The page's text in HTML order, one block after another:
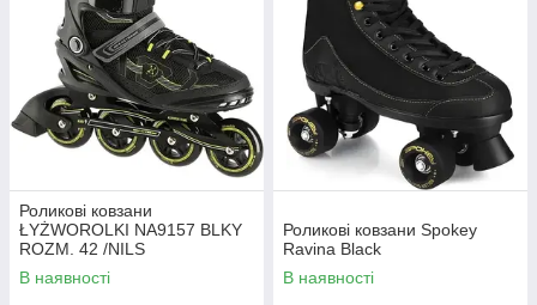
Роликові ковзани
ŁYŻWOROLKI NA9157 BLKY
ROZM. 42 /NILS
В наявності
Роликові ковзани Spokey
Ravina Black
В наявності